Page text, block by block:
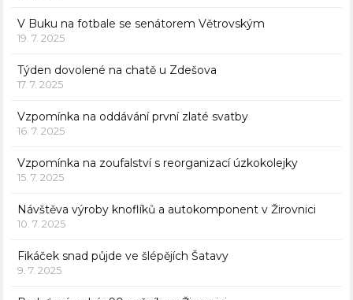
V Buku na fotbale se senátorem Větrovským
19. 7. 2025
Týden dovolené na chatě u Zdešova
17. 7. 2025
Vzpomínka na oddávání první zlaté svatby
16. 7. 2025
Vzpomínka na zoufalství s reorganizací úzkokolejky
15. 7. 2025
Návštěva výroby knoflíků a autokomponent v Žirovnici
10. 7. 2025
Fikáček snad půjde ve šlépějích Šatavy
9. 7. 2025